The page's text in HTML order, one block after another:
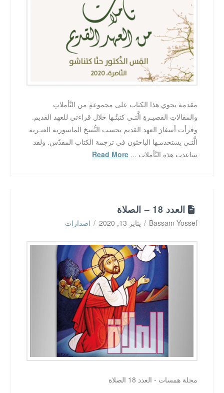
مقدمة يحوي هذا الكتاب على مجموعةٍ من التَّأملاتِ
والمقالاتِ القصيـرةِ الَّتـي كتبتُـها خلال قراءتي للعهد القديم.
وقرأت أسفارَ العهد القديم بحسب النُّسخ الماسورية العبـرية
الَّتـي يستخدمـها الباحثون في ترجمة الكتاب المقدّس. ولقد
ساعدت هذه التَّأملات ... Read More
العدد 18 – الصلاة
Bassam Yossef يناير 13, 2020 اصدارات
مجلة همسات - العدد 18 الصلاة ‎